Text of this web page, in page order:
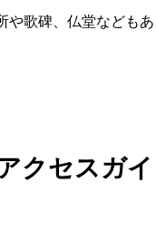
歌碑、仏堂なども
クセスガ